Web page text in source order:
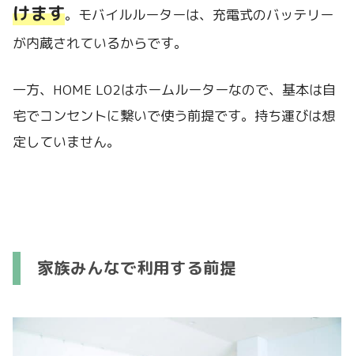
けます。モバイルルーターは、充電式のバッテリー
が内蔵されているからです。
一方、HOME L02はホームルーターなので、基本は自
宅でコンセントに繋いで使う前提です。持ち運びは想
定していません。
家族みんなで利用する前提